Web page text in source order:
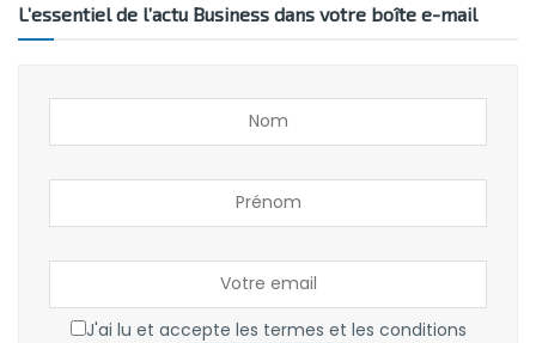
L’essentiel de l’actu Business dans votre boîte e-mail
J'ai lu et accepte les termes et les conditions